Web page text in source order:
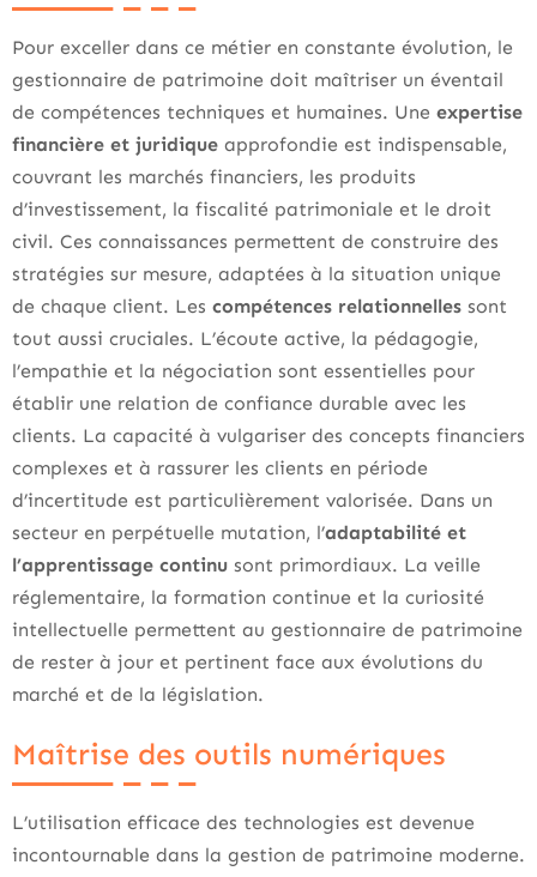
Pour exceller dans ce métier en constante évolution, le
gestionnaire de patrimoine doit maîtriser un éventail
de compétences techniques et humaines. Une expertise
financière et juridique approfondie est indispensable,
couvrant les marchés financiers, les produits
d’investissement, la fiscalité patrimoniale et le droit
civil. Ces connaissances permettent de construire des
stratégies sur mesure, adaptées à la situation unique
de chaque client. Les compétences relationnelles sont
tout aussi cruciales. L’écoute active, la pédagogie,
l’empathie et la négociation sont essentielles pour
établir une relation de confiance durable avec les
clients. La capacité à vulgariser des concepts financiers
complexes et à rassurer les clients en période
d’incertitude est particulièrement valorisée. Dans un
secteur en perpétuelle mutation, l’adaptabilité et
l’apprentissage continu sont primordiaux. La veille
réglementaire, la formation continue et la curiosité
intellectuelle permettent au gestionnaire de patrimoine
de rester à jour et pertinent face aux évolutions du
marché et de la législation.
Maîtrise des outils numériques
L’utilisation efficace des technologies est devenue
incontournable dans la gestion de patrimoine moderne.